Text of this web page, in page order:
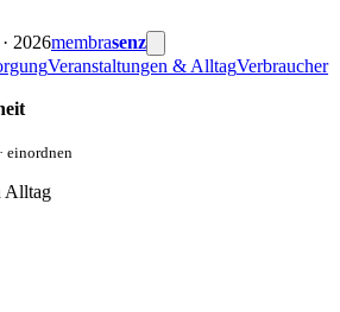
2026membrasenz
Veranstaltungen & AlltagVerbraucher
einordnen
Alltag